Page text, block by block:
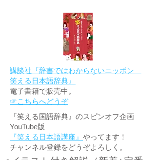
講談社『辞書ではわからないニッポン
笑える日本語辞典』
電子書籍で販売中。
☞こちらへどうぞ
『笑える国語辞典』のスピンオフ企画
YouTube版
『笑える日本語講座』 やってます！
チャンネル登録をどうぞよろしく。